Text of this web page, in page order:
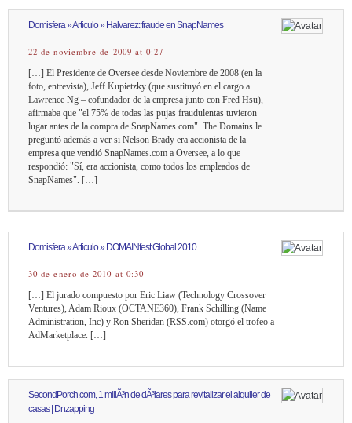
Domisfera » Articulo » Halvarez: fraude en SnapNames
22 de noviembre de 2009 at 0:27
[…] El Presidente de Oversee desde Noviembre de 2008 (en la
foto, entrevista), Jeff Kupietzky (que sustituyó en el cargo a
Lawrence Ng – cofundador de la empresa junto con Fred Hsu),
afirmaba que "el 75% de todas las pujas fraudulentas tuvieron
lugar antes de la compra de SnapNames.com". The Domains le
preguntó además a ver si Nelson Brady era accionista de la
empresa que vendió SnapNames.com a Oversee, a lo que
respondió: "Sí, era accionista, como todos los empleados de
SnapNames". […]
Domisfera » Articulo » DOMAINfest Global 2010
30 de enero de 2010 at 0:30
[…] El jurado compuesto por Eric Liaw (Technology Crossover
Ventures), Adam Rioux (OCTANE360), Frank Schilling (Name
Administration, Inc) y Ron Sheridan (RSS.com) otorgó el trofeo a
AdMarketplace. […]
SecondPorch.com, 1 millÃ³n de dÃ³lares para revitalizar el alquiler de
casas | Dnzapping